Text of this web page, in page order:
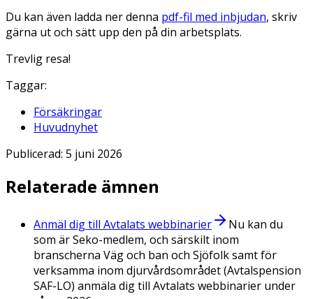
Du kan även ladda ner denna pdf-fil med inbjudan, skriv
gärna ut och sätt upp den på din arbetsplats.
Trevlig resa!
Taggar:
Försäkringar
Huvudnyhet
Publicerad: 5 juni 2026
Relaterade ämnen
Anmäl dig till Avtalats webbinarier
Nu kan du
som är Seko-medlem, och särskilt inom
branscherna Väg och ban och Sjöfolk samt för
verksamma inom djurvårdsområdet (Avtalspension
SAF-LO) anmäla dig till Avtalats webbinarier under